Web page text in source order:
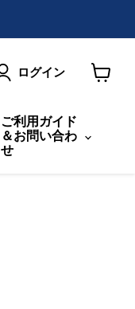
ログイン
ご利用ガイド
＆お問い合わ
せ